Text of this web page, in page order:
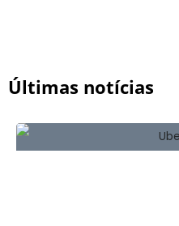
Últimas notícias